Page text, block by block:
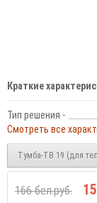
Краткие
Тип решения -
Смотреть все
Тумба-ТВ 19 (для
166 бел.руб.